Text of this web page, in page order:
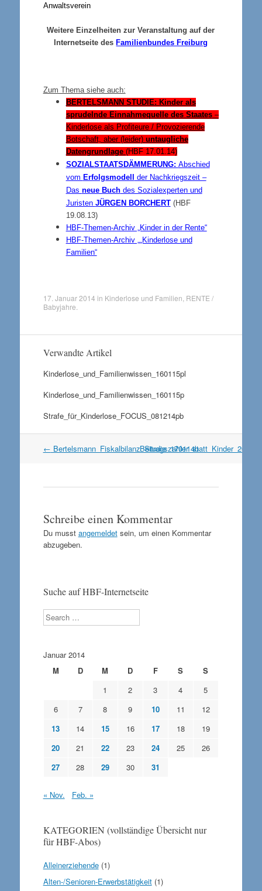
Anwaltsverein
Weitere Einzelheiten zur Veranstaltung auf der
Internetseite desFamilienbundes Freiburg
Zum Thema siehe auch:
BERTELSMANN STUDIE: Kinder als
sprudelnde Einnahmequelle des Staates–
Kinderlose als Profiteure / Provozierende
Botschaft, aber (leider) untaugliche
Datengrundlage (HBF 17.01.14)
SOZIALSTAATSDÄMMERUNG: Abschied
vom Erfolgsmodell
der Nachkriegszeit –
Das neue Buchdes Sozialexperten und
Juristen JÜRGEN BORCHERT(HBF
19.08.13)
HBF-Themen-Archiv „Kinder in der Rente“
HBF-Themen-Archiv „„Kinderlose und
Familien“
17. Januar 2014 in Kinderlose und Familien RENTE /
Babyjahre
Verwandte Artikel
Kinderlose_und_Familienwissen_160115pl
Kinderlose_und_Familienwissen_160115p
Strafe_für_Kinderlose_FOCUS_081214pb
Artikel
← Bertelsmann_Fiskalbilanz_Studie_170114b
Schreibe einen Kommentar
Du musst angemeldetsein, um einen Kommentar
abzugeben.
Suche auf HBF-Internetseite
Search
Januar 2014
M
D M D F S
S
1
2 3 4
5
6
7 8 9 10 11
12
13
14 15 16 17 18
19
20
21 22 23 24 25
26
27
28 29 30 31
« Nov. Feb. »
KATEGORIEN (vollständige Übersicht nur
für HBF-Abos)
Alleinerziehende(1)
Alten-/Senioren-Erwerbstätigkeit(1)